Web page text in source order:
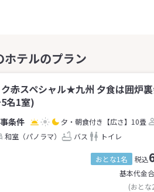
ク赤スペシャル★九州 夕食は囲炉
名1室)
夕・朝食付き 【広さ】10畳
和室（パノラマ）
バス トイレ
おとな1名 税込
基本代金
(おと